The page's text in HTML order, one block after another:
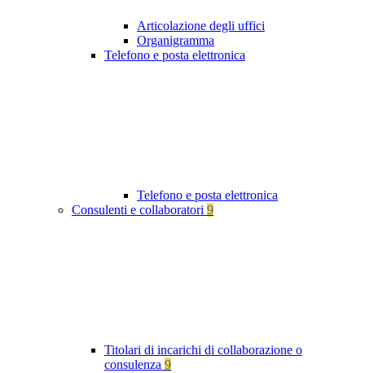
Articolazione degli uffici
Organigramma
Telefono e posta elettronica
Telefono e posta elettronica
Consulenti e collaboratori 9
Titolari di incarichi di collaborazione o
consulenza 9